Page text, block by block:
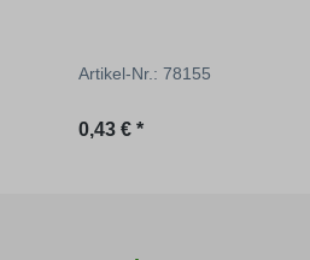
Artikel-Nr.: 78155
Regulärer Preis:
0,43 € *